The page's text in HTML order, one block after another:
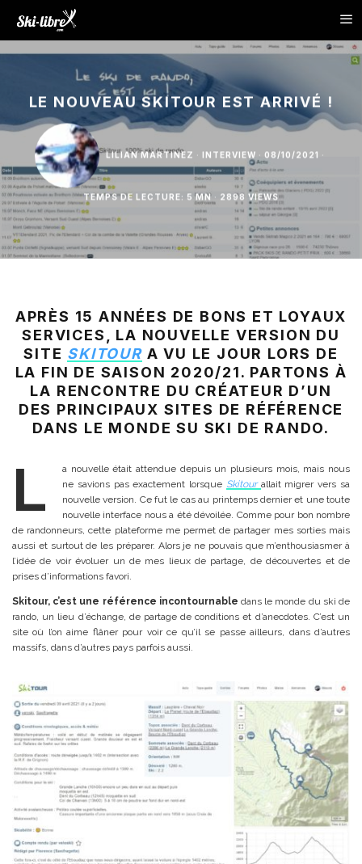
LE NOUVEAU SKITOUR EST ARRIVÉ !
LILIAN MARTINEZ · INTERVIEW · 08/10/2021 ·
TEMPS DE LECTURE: 5 MN · 2898 VIEWS
APRÈS 15 ANNÉES DE BONS ET LOYAUX
SERVICES, LA NOUVELLE VERSION DU
SITE SKITOURA VU LE JOUR LORS DE
LA FIN DE SAISON 2020/21. PARTONS À
LA RENCONTRE DU CRÉATEUR D’UN
DES PRINCIPAUX SITES DE RÉFÉRENCE
DANS LE MONDE SU SKI DE RANDO.
L
a nouvelle était attendue depuis un plusieurs mois, mais nous
ne savions pas exactement lorsque Skitour allait migrer vers sa
nouvelle version. Ce fut le cas au printemps dernier et une toute
nouvelle interface nous a été dévoilée. Comme pour bon nombre
de randonneurs, cette plateforme me permet de partager mes sorties mais
aussi et surtout de les préparer. Alors je ne pouvais que m’enthousiasmer à
l’idée de voir évoluer un de mes lieux de partage, de découvertes et de
prises d’informations favori.
Skitour, c’est une référence incontournable dans le monde du ski de
rando, un lieu d’échange, de partage de conditions et d’anecdotes. C’est un
site où l’on aime flâner pour voir ce qu’il se passe ailleurs, dans d’autres
massifs, dans d’autres pays parfois aussi.